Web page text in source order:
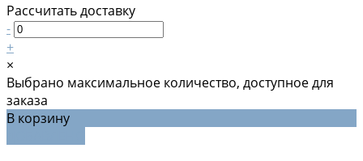
Рассчитать доставку
-
+
×
Выбрано максимальное количество, доступное для
заказа
В корзину